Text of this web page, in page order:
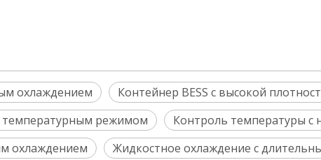
охлаждением
Контейнер BESS с высокой
температурным режимом
Контроль температуры с
охлаждением
Жидкостное охлаждение с